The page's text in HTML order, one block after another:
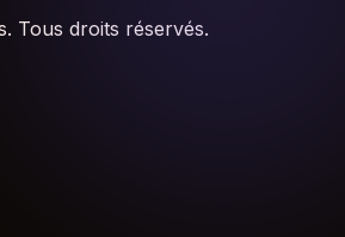
Tous droits réservés.